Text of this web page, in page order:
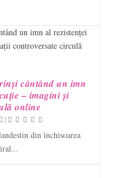
cântând un imn
– imagini și
online
|
din închisoarea